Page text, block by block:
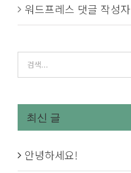
워드프레스 댓글 작성자
색
...
최신 글
안녕하세요!